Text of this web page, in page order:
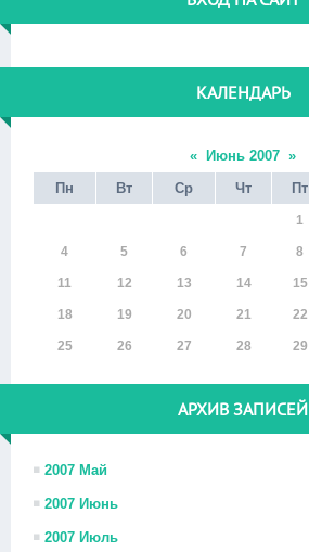
КАЛЕНДАРЬ
« Июнь 2007 »
Пн
Вт Ср Чт Пт
1
4 5 6 7 8
11 12 13 14 15
18 19 20 21 22
25 26 27 28 29
АРХИВ ЗАПИСЕЙ
2007 Май
2007 Июнь
2007 Июль